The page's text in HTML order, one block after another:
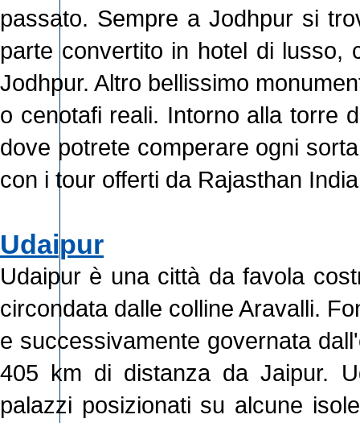
passato. Sempre a Jodhpur si
parte convertito in hotel di lusso,
Jodhpur. Altro bellissimo
o cenotafi reali. Intorno alla torre
dove potrete comperare ogni
con i tour offerti da Rajasthan
Udaipur
Udaipur è una città da favola
circondata dalle colline Aravalli.
e successivamente governata
405 km di distanza da Jaipur.
palazzi posizionati su alcune